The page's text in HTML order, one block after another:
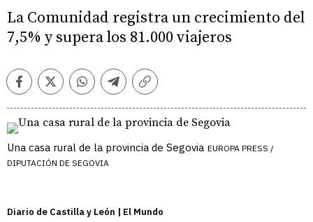
La Comunidad registra un crecimiento del
7,5% y supera los 81.000 viajeros
FacebookTwitterWhatsappTelegramCopiar
Una casa rural de la provincia de Segovia EUROPA PRESS /
DIPUTACIÓN DE SEGOVIA
Diario de Castilla y León | El Mundo